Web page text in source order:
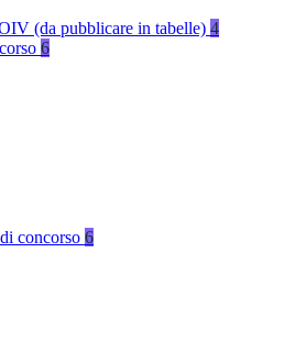
(da pubblicare in tabelle) 4
6
concorso 6